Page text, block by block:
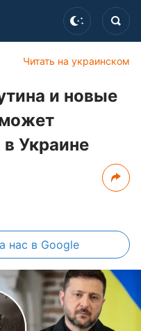
Читать на украинском
и новые
в Украине
нас в Google